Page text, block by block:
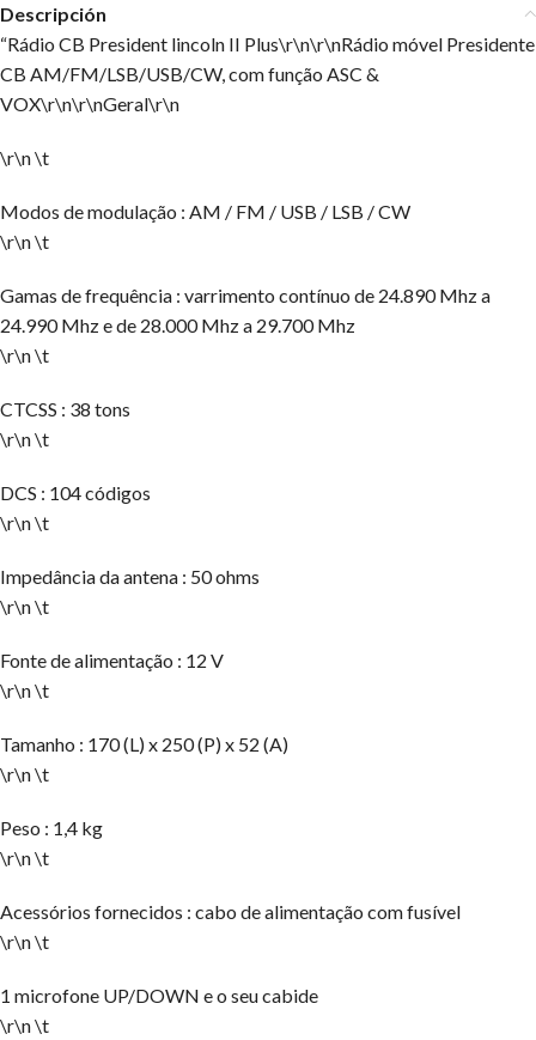
Descripción
“Rádio CB President lincoln II Plus\r\n\r\nRádio móvel Presidente
CB AM/FM/LSB/USB/CW, com função ASC &
VOX\r\n\r\nGeral\r\n
\r\n \t
Modos de modulação : AM / FM / USB / LSB / CW
\r\n \t
Gamas de frequência : varrimento contínuo de 24.890 Mhz a
24.990 Mhz e de 28.000 Mhz a 29.700 Mhz
\r\n \t
CTCSS : 38 tons
\r\n \t
DCS : 104 códigos
\r\n \t
Impedância da antena : 50 ohms
\r\n \t
Fonte de alimentação : 12 V
\r\n \t
Tamanho : 170 (L) x 250 (P) x 52 (A)
\r\n \t
Peso : 1,4 kg
\r\n \t
Acessórios fornecidos : cabo de alimentação com fusível
\r\n \t
1 microfone UP/DOWN e o seu cabide
\r\n \t